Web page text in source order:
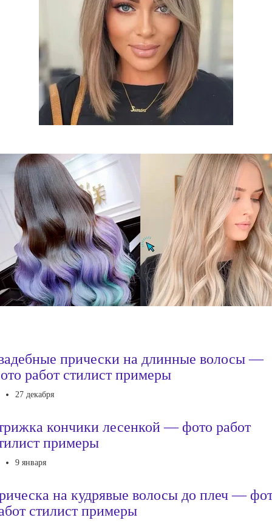
прически на длинные волосы —
работ стилист примеры
27 декабря
кончики лесенкой — фото работ
примеры
9 января
на кудрявые волосы до плеч —
стилист примеры